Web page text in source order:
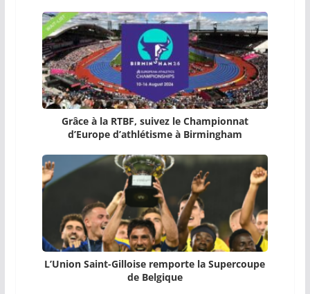
Grâce à la RTBF, suivez le Championnat
d’Europe d’athlétisme à Birmingham
L’Union Saint-Gilloise remporte la Supercoupe
de Belgique